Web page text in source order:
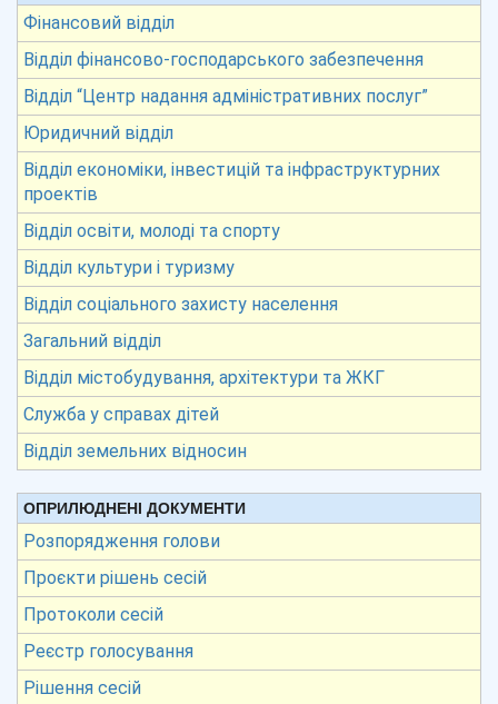
Фінансовий відділ
Відділ фінансово-господарського забезпечення
Відділ “Центр надання адміністративних послуг”
Юридичний відділ
Відділ економіки, інвестицій та інфраструктурних
проектів
Відділ освіти, молоді та спорту
Відділ культури і туризму
Відділ соціального захисту населення
Загальний відділ
Відділ містобудування, архітектури та ЖКГ
Служба у справах дітей
Відділ земельних відносин
ОПРИЛЮДНЕНІ ДОКУМЕНТИ
Розпорядження голови
Проєкти рішень сесій
Протоколи сесій
Реєстр голосування
Рішення сесій